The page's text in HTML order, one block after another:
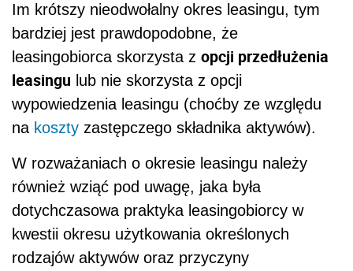
Im krótszy nieodwołalny okres leasingu, tym
bardziej jest prawdopodobne, że
leasingobiorca skorzysta z opcji przedłużenia
leasingu lub nie skorzysta z opcji
wypowiedzenia leasingu (choćby ze względu
na koszty zastępczego składnika aktywów).
W rozważaniach o okresie leasingu należy
również wziąć pod uwagę, jaka była
dotychczasowa praktyka leasingobiorcy w
kwestii okresu użytkowania określonych
rodzajów aktywów oraz przyczyny